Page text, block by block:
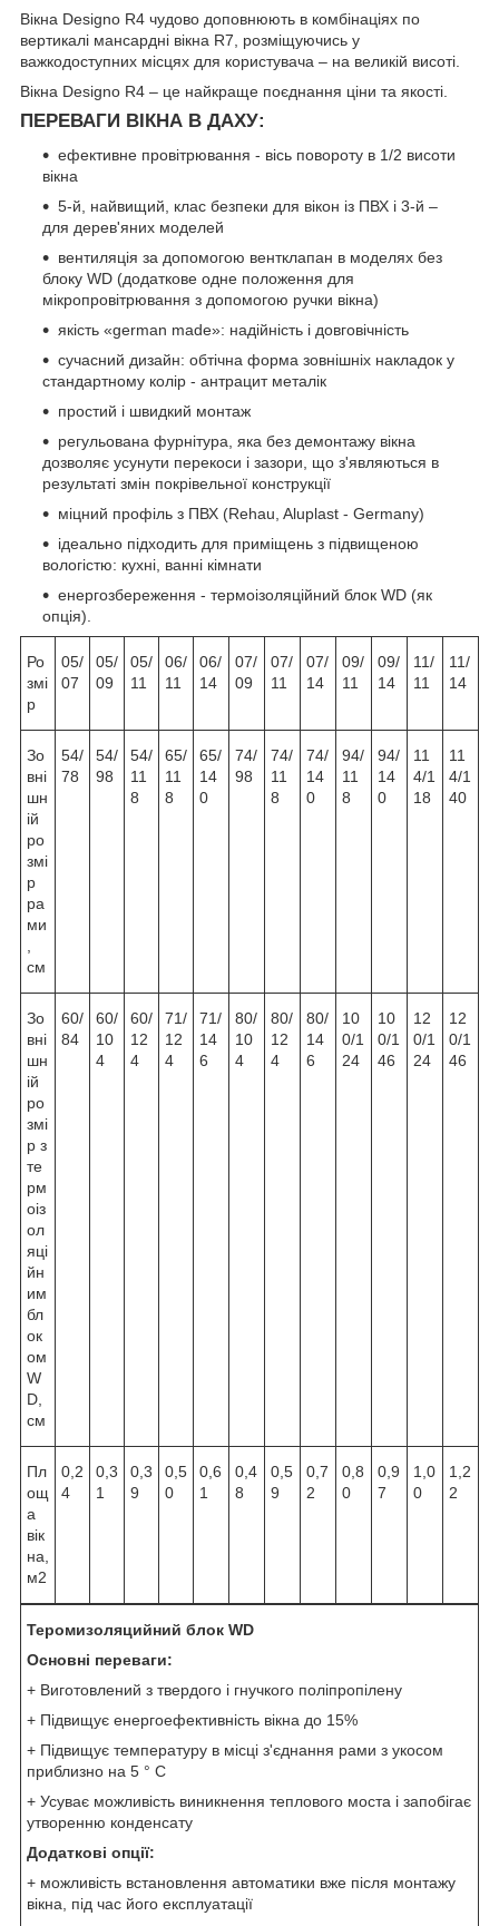
Вікна Designo R4 чудово доповнюють в комбінаціях по
вертикалі мансардні вікна R7, розміщуючись у
важкодоступних місцях для користувача – на великій висоті.
Вікна Designo R4 – це найкраще поєднання ціни та якості.
ПЕРЕВАГИ ВІКНА В ДАХУ:
ефективне провітрювання - вісь повороту в 1/2 висоти
вікна
5-й, найвищий, клас безпеки для вікон із ПВХ і 3-й –
для дерев'яних моделей
вентиляція за допомогою вентклапан в моделях без
блоку WD (додаткове одне положення для
мікропровітрювання з допомогою ручки вікна)
якість «german made»: надійність і довговічність
сучасний дизайн: обтічна форма зовнішніх накладок у
стандартному колір - антрацит металік
простий і швидкий монтаж
регульована фурнітура, яка без демонтажу вікна
дозволяє усунути перекоси і зазори, що з'являються в
результаті змін покрівельної конструкції
міцний профіль з ПВХ (Rehau, Aluplast - Germany)
ідеально підходить для приміщень з підвищеною
вологістю: кухні, ванні кімнати
енергозбереження - термоізоляційний блок WD (як
опція).
Ро
змі
р
05/
07
05/
09
05/
11
06/
11
06/
14
07/
09
07/
11
07/
14
09/
11
09/
14
11/
11
11/
14
Зо
вні
шн
ій
ро
змі
р
ра
ми
,
см
54/
78
54/
98
54/
11
8
65/
11
8
65/
14
0
74/
98
74/
11
8
74/
14
0
94/
11
8
94/
14
0
11
4/1
18
11
4/1
40
Зо
вні
шн
ій
ро
змі
р з
те
рм
оіз
ол
яці
йн
им
бл
ок
ом
W
D,
см
60/
84
60/
10
4
60/
12
4
71/
12
4
71/
14
6
80/
10
4
80/
12
4
80/
14
6
10
0/1
24
10
0/1
46
12
0/1
24
12
0/1
46
Пл
ощ
а
вік
на,
м2
0,2
4
0,3
1
0,3
9
0,5
0
0,6
1
0,4
8
0,5
9
0,7
2
0,8
0
0,9
7
1,0
0
1,2
2
Теромизоляцийний блок WD
Основні переваги:
+ Виготовлений з твердого і гнучкого поліпропілену
+ Підвищує енергоефективність вікна до 15%
+ Підвищує температуру в місці з'єднання рами з укосом
приблизно на 5 ° C
+ Усуває можливість виникнення теплового моста і запобігає
утворенню конденсату
Додаткові опції:
+ можливість встановлення автоматики вже після монтажу
вікна, під час його експлуатації